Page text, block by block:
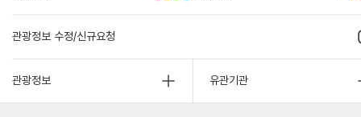
관광정보 수정/신규요청
관광정보 유관기관